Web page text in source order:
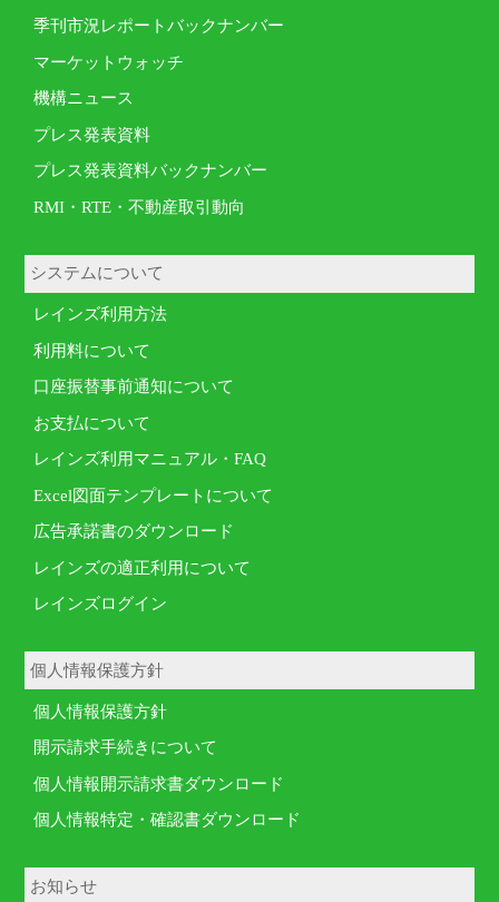
季刊市況レポートバックナンバー
マーケットウォッチ
機構ニュース
プレス発表資料
プレス発表資料バックナンバー
RMI・RTE・不動産取引動向
システムについて
レインズ利用方法
利用料について
口座振替事前通知について
お支払について
レインズ利用マニュアル・FAQ
Excel図面テンプレートについて
広告承諾書のダウンロード
レインズの適正利用について
レインズログイン
個人情報保護方針
個人情報保護方針
開示請求手続きについて
個人情報開示請求書ダウンロード
個人情報特定・確認書ダウンロード
お知らせ